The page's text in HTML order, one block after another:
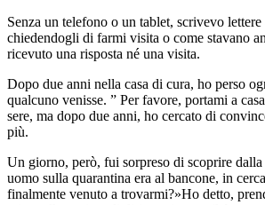
Senza un telefono o un tablet, scrivevo
chiedendogli di farmi visita o come stavano
ricevuto una risposta né una visita.
Dopo due anni nella casa di cura, ho perso
qualcuno venisse. ” Per favore, portami a
sere, ma dopo due anni, ho cercato di
più.
Un giorno, però, fui sorpreso di scoprire
uomo sulla quarantina era al bancone, in
finalmente venuto a trovarmi?»Ho detto,